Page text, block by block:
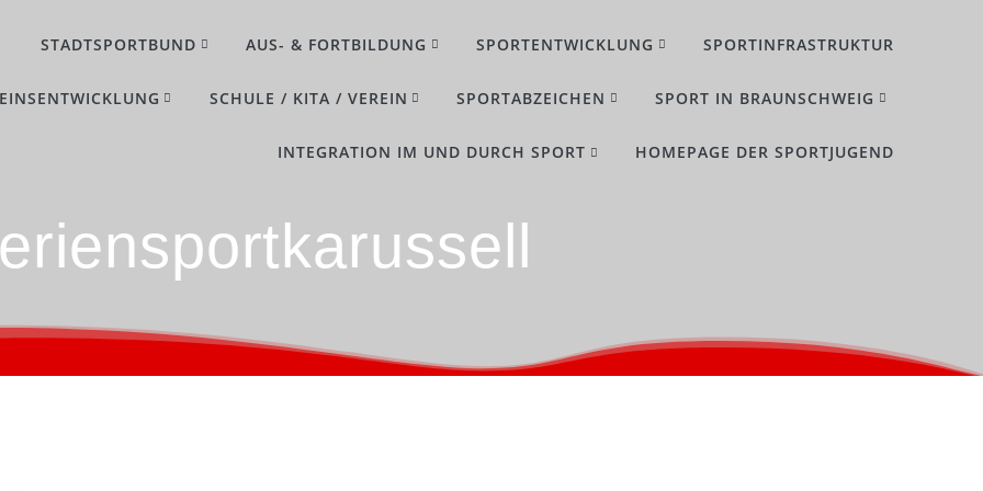
STADTSPORTBUND AUS- & FORTBILDUNG SPORTENTWICKLUNG SPORTINFRASTRUKTUR
SCHULE / KITA / VEREIN SPORTABZEICHEN SPORT IN BRAUNSCHWEIG
INTEGRATION IM UND DURCH SPORT HOMEPAGE DER SPORTJUGEND